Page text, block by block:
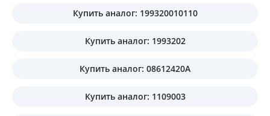
Купить аналог: 199320010110
Купить аналог: 1993202
Купить аналог: 08612420A
Купить аналог: 1109003